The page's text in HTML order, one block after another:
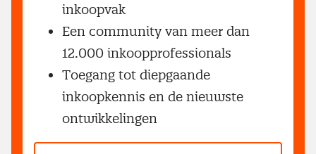
inkoopvak
Een community van meer dan
12.000 inkoopprofessionals
Toegang tot diepgaande
inkoopkennis en de nieuwste
ontwikkelingen